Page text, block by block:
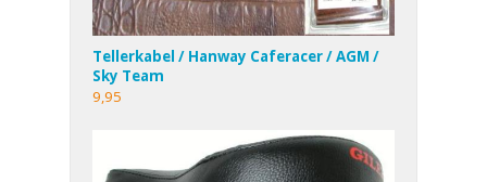
Tellerkabel / Hanway Caferacer / AGM /
Sky Team
9,95